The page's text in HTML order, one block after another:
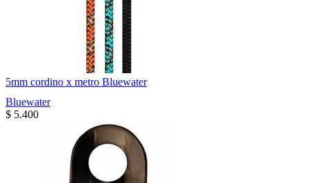
5mm cordino x metro Bluewater
Bluewater
$ 5.400